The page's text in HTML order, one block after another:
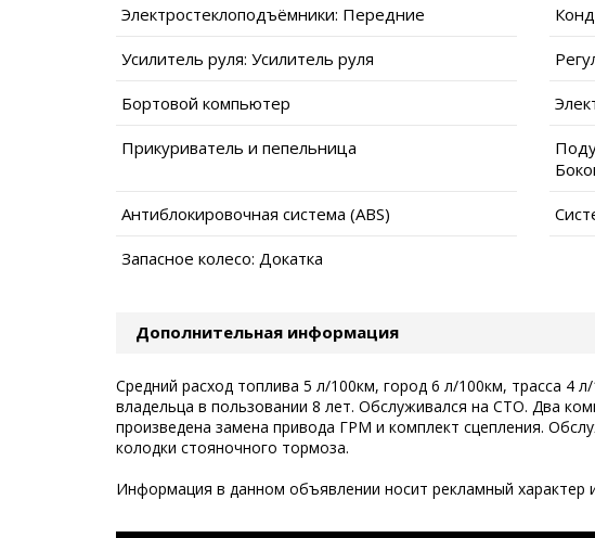
Электростеклоподъёмники: Передние
Усилитель руля: Усилитель руля
Бортовой компьютер
Прикуриватель и пепельница
Антиблокировочная система (ABS)
Запасное колесо: Докатка
Дополнительная информация
Средний расход топлива 5 л/100км, город 6 л/100км, трасса 4
владельца в пользовании 8 лет. Обслуживался на СТО. Два
произведена замена привода ГРМ и комплект сцепления.
колодки стояночного тормоза.
Информация в данном объявлении носит рекламный характер